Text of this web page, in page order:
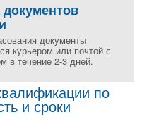
документы
курьером или почтой с
в течение 2-3 дней.
по
и сроки